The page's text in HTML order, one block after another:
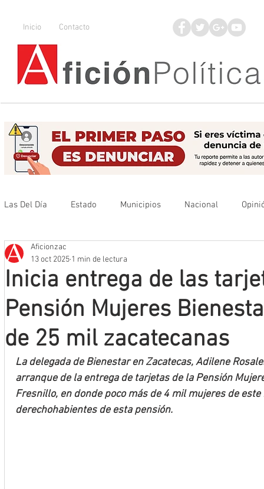
Inicio Contacto
Las Del Día Estado Municipios Nacional
Que no se olvide
Mineros LNBP
Inicia entrega de las
Pensión Mujeres
de 25 mil zacatecanas
Aficionzac
13 oct 2025 1 min de lectura
La delegada de Bienestar en Zacatecas, Adilene
arranque de la entrega de tarjetas de la Pensión
Fresnillo, en donde poco más de 4 mil mujeres de
derechohabientes de esta pensión.